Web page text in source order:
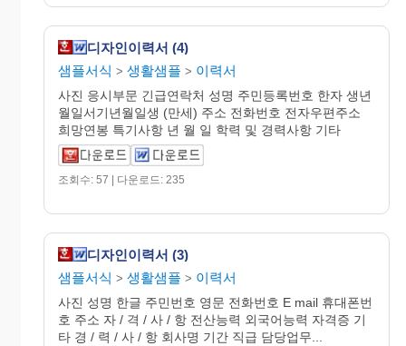
디자인이력서 (4)
샘플서식 > 생활샘플 > 이력서
사진 응시부문 긴급연락처 성명 주민등록번호 한자 생년
월일서기년월일생 (만세) 주소 전화번호 전자우편주소
희망연봉 특기사항 년 월 일 학력 및 경력사항 기타
조회수: 57 | 다운로드: 235
디자인이력서 (3)
샘플서식 > 생활샘플 > 이력서
사진 성명 한글 주민번호 영문 전화번호 E mail 휴대폰번
호 주소 자 / 격 / 사 / 항 전산능력 외국어능력 자격증 기
타 경 / 력 / 사 / 항 회사명 기간 직급 담당업무...